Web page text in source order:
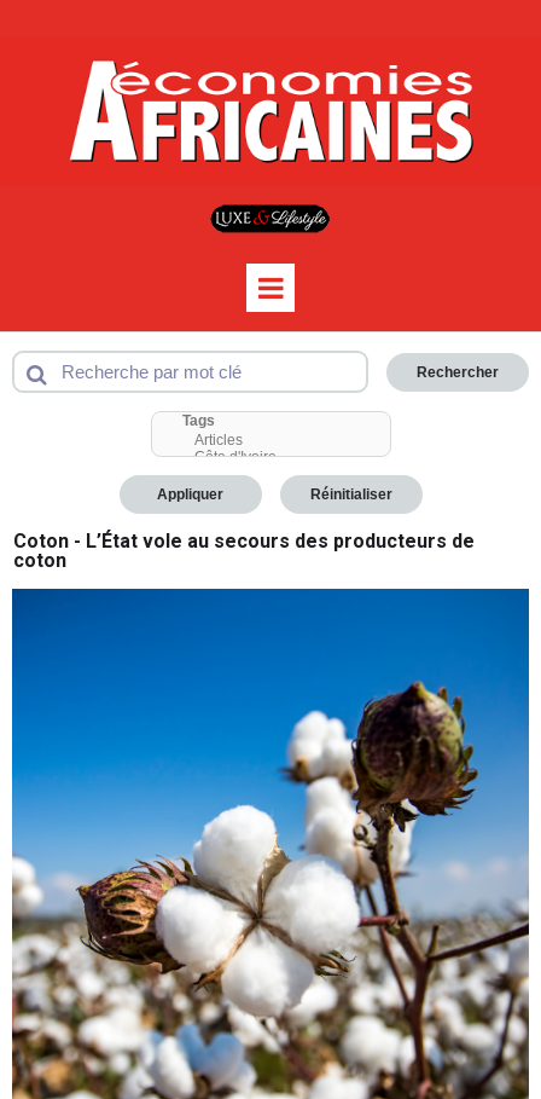
Rechercher
Appliquer Réinitialiser
Coton - L’État vole au secours des producteurs de
coton